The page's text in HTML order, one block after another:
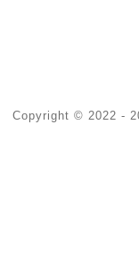
Copyright © 2022 -